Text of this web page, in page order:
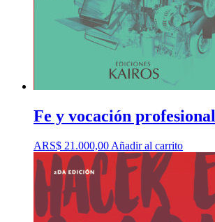
Fe y vocación profesional
ARS$ 21.000,00 Añadir al carrito